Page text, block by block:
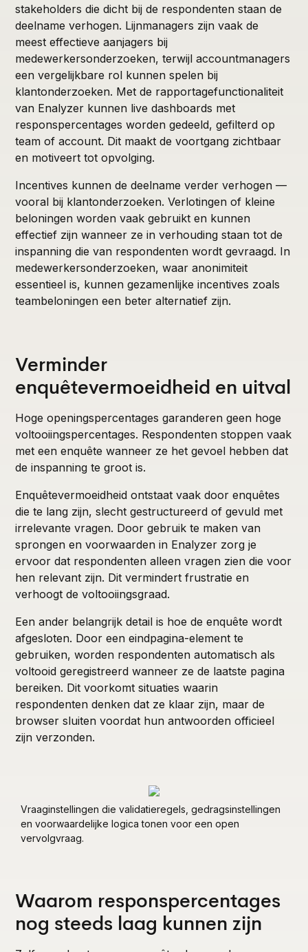
stakeholders die dicht bij de respondenten staan de
deelname verhogen. Lijnmanagers zijn vaak de
meest effectieve aanjagers bij
medewerkersonderzoeken, terwijl accountmanagers
een vergelijkbare rol kunnen spelen bij
klantonderzoeken. Met de rapportagefunctionaliteit
van Enalyzer kunnen live dashboards met
responspercentages worden gedeeld, gefilterd op
team of account. Dit maakt de voortgang zichtbaar
en motiveert tot opvolging.
Incentives kunnen de deelname verder verhogen —
vooral bij klantonderzoeken. Verlotingen of kleine
beloningen worden vaak gebruikt en kunnen
effectief zijn wanneer ze in verhouding staan tot de
inspanning die van respondenten wordt gevraagd. In
medewerkersonderzoeken, waar anonimiteit
essentieel is, kunnen gezamenlijke incentives zoals
teambeloningen een beter alternatief zijn.
Verminder
enquêtevermoeidheid en uitval
Hoge openingspercentages garanderen geen hoge
voltooiingspercentages. Respondenten stoppen vaak
met een enquête wanneer ze het gevoel hebben dat
de inspanning te groot is.
Enquêtevermoeidheid ontstaat vaak door enquêtes
die te lang zijn, slecht gestructureerd of gevuld met
irrelevante vragen. Door gebruik te maken van
sprongen en voorwaarden in Enalyzer zorg je
ervoor dat respondenten alleen vragen zien die voor
hen relevant zijn. Dit vermindert frustratie en
verhoogt de voltooiingsgraad.
Een ander belangrijk detail is hoe de enquête wordt
afgesloten. Door een eindpagina-element te
gebruiken, worden respondenten automatisch als
voltooid geregistreerd wanneer ze de laatste pagina
bereiken. Dit voorkomt situaties waarin
respondenten denken dat ze klaar zijn, maar de
browser sluiten voordat hun antwoorden officieel
zijn verzonden.
Vraaginstellingen die validatieregels, gedragsinstellingen
en voorwaardelijke logica tonen voor een open
vervolgvraag.
Waarom responspercentages
nog steeds laag kunnen zijn